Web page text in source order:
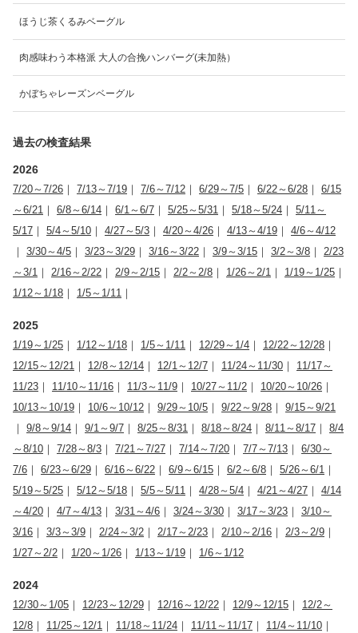
ほうじ茶くるみベーグル
肉感味わう本格派 大人の合挽ハンバーグ(未加熱）
かぼちゃレーズンベーグル
過去の検査結果
2026
7/20～7/26 ｜ 7/13～7/19 ｜ 7/6～7/12 ｜ 6/29～7/5 ｜ 6/22～6/28 ｜ 6/15
～6/21 ｜ 6/8～6/14 ｜ 6/1～6/7 ｜ 5/25～5/31 ｜ 5/18～5/24 ｜ 5/11～
5/17 ｜ 5/4～5/10 ｜ 4/27～5/3 ｜ 4/20～4/26 ｜ 4/13～4/19 ｜ 4/6～4/12
｜ 3/30～4/5 ｜ 3/23～3/29 ｜ 3/16～3/22 ｜ 3/9～3/15 ｜ 3/2～3/8 ｜ 2/23
～3/1 ｜ 2/16～2/22 ｜ 2/9～2/15 ｜ 2/2～2/8 ｜ 1/26～2/1 ｜ 1/19～1/25 ｜
1/12～1/18 ｜ 1/5～1/11 ｜
2025
1/19～1/25 ｜ 1/12～1/18 ｜ 1/5～1/11 ｜ 12/29～1/4 ｜ 12/22～12/28 ｜
12/15～12/21 ｜ 12/8～12/14 ｜ 12/1～12/7 ｜ 11/24～11/30 ｜ 11/17～
11/23 ｜ 11/10～11/16 ｜ 11/3～11/9 ｜ 10/27～11/2 ｜ 10/20～10/26 ｜
10/13～10/19 ｜ 10/6～10/12 ｜ 9/29～10/5 ｜ 9/22～9/28 ｜ 9/15～9/21
｜ 9/8～9/14 ｜ 9/1～9/7 ｜ 8/25～8/31 ｜ 8/18～8/24 ｜ 8/11～8/17 ｜ 8/4
～8/10 ｜ 7/28～8/3 ｜ 7/21～7/27 ｜ 7/14～7/20 ｜ 7/7～7/13 ｜ 6/30～
7/6 ｜ 6/23～6/29 ｜ 6/16～6/22 ｜ 6/9～6/15 ｜ 6/2～6/8 ｜ 5/26～6/1 ｜
5/19～5/25 ｜ 5/12～5/18 ｜ 5/5～5/11 ｜ 4/28～5/4 ｜ 4/21～4/27 ｜ 4/14
～4/20 ｜ 4/7～4/13 ｜ 3/31～4/6 ｜ 3/24～3/30 ｜ 3/17～3/23 ｜ 3/10～
3/16 ｜ 3/3～3/9 ｜ 2/24～3/2 ｜ 2/17～2/23 ｜ 2/10～2/16 ｜ 2/3～2/9 ｜
1/27～2/2 ｜ 1/20～1/26 ｜ 1/13～1/19 ｜ 1/6～1/12
2024
12/30～1/05 ｜ 12/23～12/29 ｜ 12/16～12/22 ｜ 12/9～12/15 ｜ 12/2～
12/8 ｜ 11/25～12/1 ｜ 11/18～11/24 ｜ 11/11～11/17 ｜ 11/4～11/10 ｜